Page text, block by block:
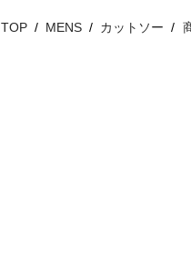
TOP MENS カットソー